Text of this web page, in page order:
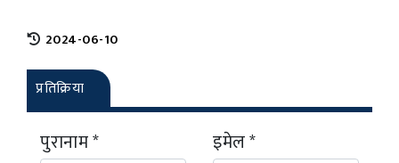
2024-06-10
प्रतिक्रिया
पुरानाम * इमेल *